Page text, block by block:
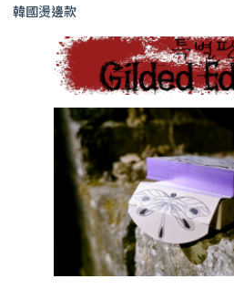
韓國燙邊款